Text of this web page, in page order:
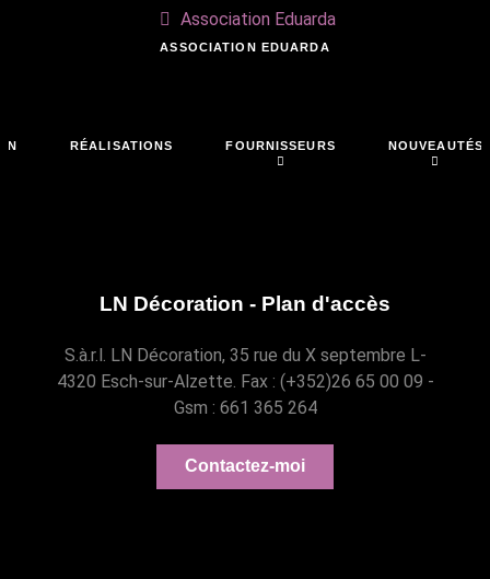
Association Eduarda
ASSOCIATION EDUARDA
RÉALISATIONS FOURNISSEURS NOUVEAUTÉS
LN Décoration - Plan d'accès
S.à.r.l. LN Décoration, 35 rue du X septembre L-
4320 Esch-sur-Alzette. Fax : (+352)26 65 00 09 -
Gsm : 661 365 264
Contactez-moi